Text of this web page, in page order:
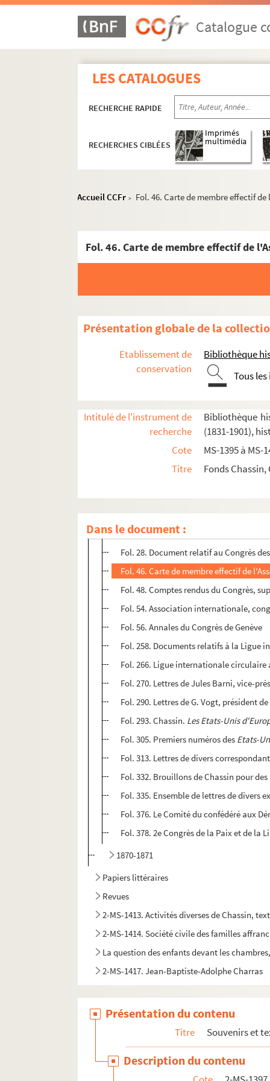
Catalogue
LES CATALOGUES
RECHERCHE RAPIDE
RECHERCHES CIBLÉES
Imprimés
multimédia
Accueil CCFr > Fol. 46. Carte de membre effectif
Fol. 46. Carte de membre effectif de
Présentation globale de la
Etablissement de
conservation
Bibliothèque
Tous
Intitulé de l'instrument de
recherche
Bibliothèque
(1831-1901),
Cote
MS-1395 à MS-
Titre
Fonds
Dans le document :
Souvenirs et textes historiques
2-MS-1395. Charles-Louis Chassin.
2-MS-1396. Second Empire
Fol. 1. Relations internationales de
Fol. 19. Liste des membres de
Fol. 28. Document relatif au Congrès
Fol. 46. Carte de membre effectif de
Fol. 48. Comptes rendus du Congrès,
Fol. 54. Association internationale,
Fol. 56. Annales du Congrès de Genève
Fol. 258. Documents relatifs à la Ligue
Fol. 266. Ligue internationale
Fol. 270. Lettres de Jules Barni, vice-
Fol. 290. Lettres de G. Vogt, président
Fol. 293. Chassin. Les Etats-Unis
Fol. 305. Premiers numéros des Etats-
Fol. 313. Lettres de divers
Fol. 332. Brouillons de Chassin pour
Fol. 335. Ensemble de lettres de divers
Fol. 376. Le Comité du confédéré aux
Fol. 378. 2e Congrès de la Paix et de la
1870-1871
Papiers littéraires
Revues
2-MS-1413. Activités diverses de Chassin,
2-MS-1414. Société civile des familles
La question des enfants devant les
2-MS-1417. Jean-Baptiste-Adolphe Charras
Correspondance
Ensemble de documents relatifs aux États
2-MS-1431. Documents relatifs à la
Présentation du contenu
Titre Souvenirs et
Description du contenu